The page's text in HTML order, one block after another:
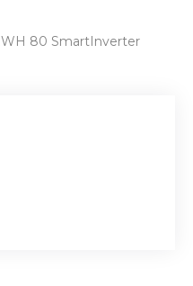
80 SmartInverter